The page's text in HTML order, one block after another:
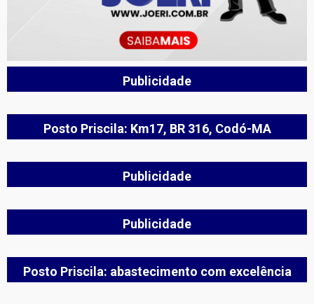
Publicidade
Posto Priscila: Km17, BR 316, Codó-MA
Publicidade
Publicidade
Posto Priscila: abastecimento com excelência